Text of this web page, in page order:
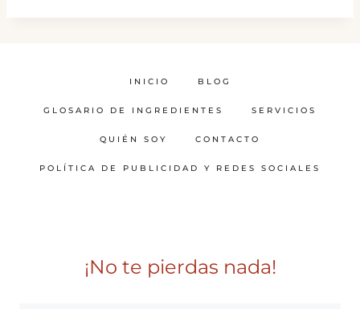
INICIO BLOG
GLOSARIO DE INGREDIENTES SERVICIOS
QUIÉN SOY CONTACTO
POLÍTICA DE PUBLICIDAD Y REDES SOCIALES
¡No te pierdas nada!